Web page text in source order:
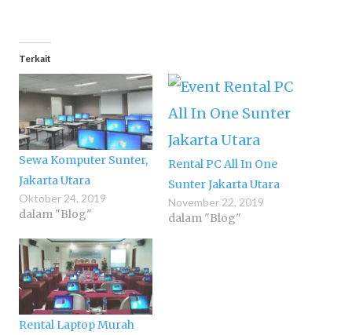
Terkait
Sewa Komputer Sunter,
Jakarta Utara
Oktober 24, 2019
dalam "Blog"
Rental PC All In One
Sunter Jakarta Utara
November 22, 2019
dalam "Blog"
Rental Laptop Murah